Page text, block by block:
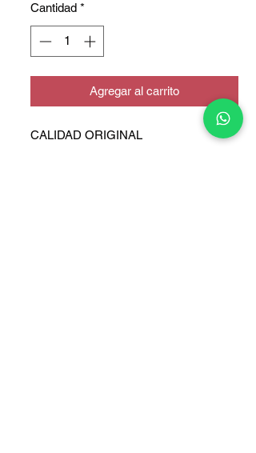
Cantidad *
Agregar al carrito
CALIDAD ORIGINAL